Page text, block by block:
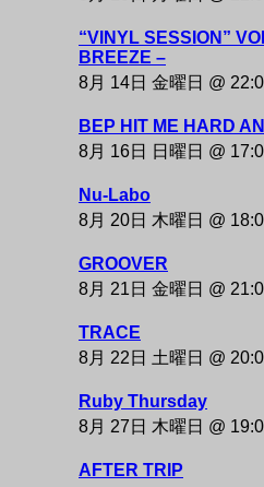
“VINYL SESSION”
BREEZE –
8月 14日 金曜日 @
BEP HIT ME HARD
8月 16日 日曜日 @
Nu-Labo
8月 20日 木曜日 @
GROOVER
8月 21日 金曜日 @
TRACE
8月 22日 土曜日 @
Ruby Thursday
8月 27日 木曜日 @
AFTER TRIP